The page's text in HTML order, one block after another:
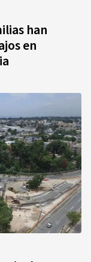
han
en